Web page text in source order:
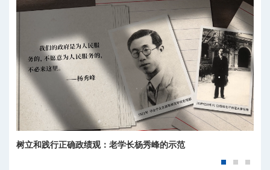
树立和践行正确政绩观：老学长杨秀峰的示范